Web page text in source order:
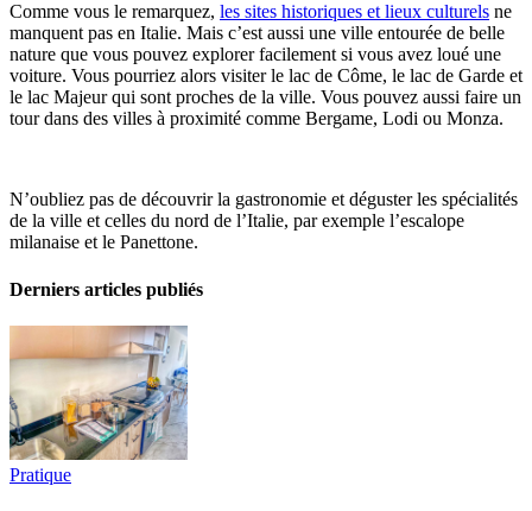
Comme vous le remarquez, les sites historiques et lieux culturels ne
manquent pas en Italie. Mais c’est aussi une ville entourée de belle
nature que vous pouvez explorer facilement si vous avez loué une
voiture. Vous pourriez alors visiter le lac de Côme, le lac de Garde et
le lac Majeur qui sont proches de la ville. Vous pouvez aussi faire un
tour dans des villes à proximité comme Bergame, Lodi ou Monza.
N’oubliez pas de découvrir la gastronomie et déguster les spécialités
de la ville et celles du nord de l’Italie, par exemple l’escalope
milanaise et le Panettone.
Derniers articles publiés
Pratique